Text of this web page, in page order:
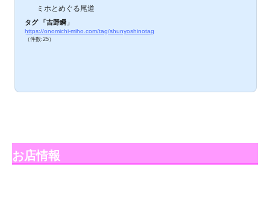
ミホとめぐる尾道
タグ 「吉野瞬」
https://onomichi-miho.com/tag/shunyoshinotag
（件数:25）
お店情報